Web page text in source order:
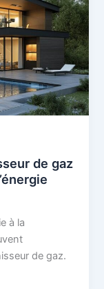
de gaz
à la
de gaz.